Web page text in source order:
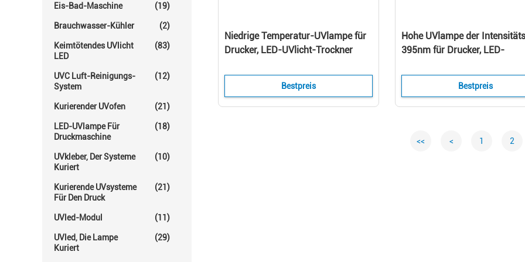
Eis-Bad-Maschine (19)
Brauchwasser-Kühler (2)
Keimtötendes UVlicht
LED
(83)
UVC Luft-Reinigungs-
System
(12)
Kurierender UVofen (21)
LED-UVlampe Für
Druckmaschine
(18)
UVkleber, Der Systeme
Kuriert
(10)
Kurierende UVsysteme
Für Den Druck
(21)
UVled-Modul (11)
UVled, Die Lampe
Kuriert
(29)
Niedrige Temperatur-UVlampe für
Drucker, LED-UVlicht-Trockner
Bestpreis
Hohe UVlampe der
395nm für Drucker, LED-
Paket
Bestpreis
<< < 1 2